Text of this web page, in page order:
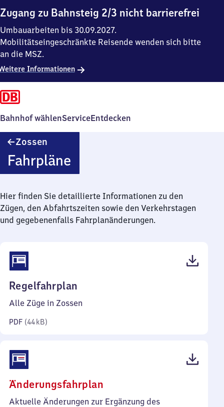
Zugang zu Bahnsteig 2/3 nicht barrierefrei
Umbauarbeiten bis 30.09.2027.
Mobilitätseingeschränkte Reisende wenden sich bitte
an die MSZ.
Informationen
Bahnhof wählenServiceEntdecken
Zossen
Fahrpläne
Hier finden Sie detaillierte Informationen zu den
Zügen, den Abfahrtszeiten sowie den Verkehrstagen
und gegebenenfalls Fahrplanänderungen.
Regelfahrplan
44
Alle Züge in Zossen
PDF (44 kB)
Änderungsfahrplan
161
Aktuelle Änderungen zur Ergänzung des